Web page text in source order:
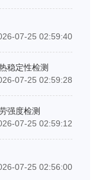
07-25 02:59:40
稳定性检测
07-25 02:59:28
强度检测
07-25 02:59:12
07-25 02:56:00